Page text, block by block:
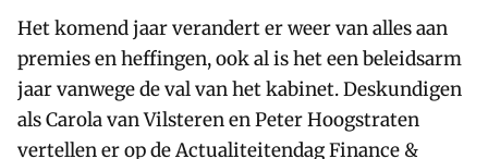
Het komend jaar verandert er weer van alles aan
premies en heffingen, ook al is het een beleidsarm
jaar vanwege de val van het kabinet. Deskundigen
als Carola van Vilsteren en Peter Hoogstraten
vertellen er op de Actualiteitendag Finance &